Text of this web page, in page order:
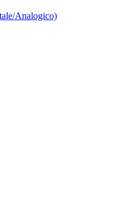
Analogico)